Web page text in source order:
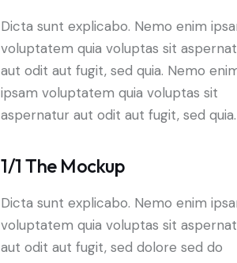
Dicta sunt explicabo. Nemo enim
voluptatem quia voluptas sit
aut odit aut fugit, sed quia. Nemo
ipsam voluptatem quia voluptas sit
aspernatur aut odit aut fugit, sed quia.
1/1 The Mockup
Dicta sunt explicabo. Nemo enim
voluptatem quia voluptas sit
aut odit aut fugit, sed dolore sed do